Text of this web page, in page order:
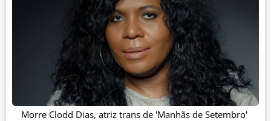
Morre Clodd Dias, atriz trans de 'Manhãs de Setembro'